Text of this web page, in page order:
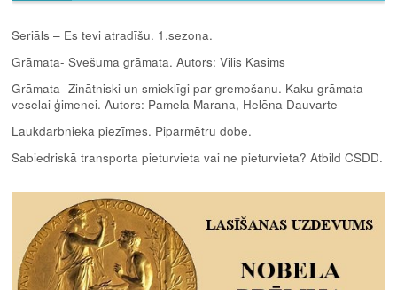
Seriāls – Es tevi atradīšu. 1.sezona.
Grāmata- Svešuma grāmata. Autors: Vilis Kasims
Grāmata- Zinātniski un smieklīgi par gremošanu. Kaku grāmata
veselai ģimenei. Autors: Pamela Marana, Helēna Dauvarte
Laukdarbnieka piezīmes. Piparmētru dobe.
Sabiedriskā transporta pieturvieta vai ne pieturvieta? Atbild CSDD.